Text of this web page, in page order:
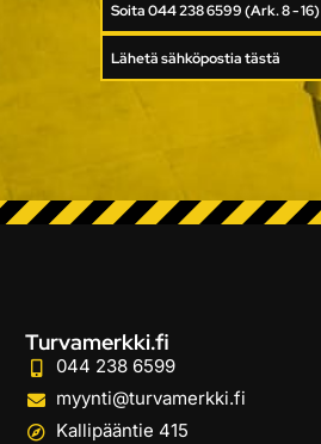
Soita 044 238 6599 (Ark. 8 - 16)
Lähetä sähköpostia tästä
Turvamerkki.fi
044 238 6599
myynti@turvamerkki.fi
Kallipääntie 415